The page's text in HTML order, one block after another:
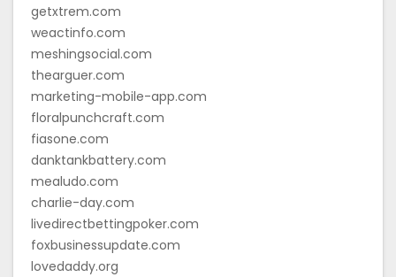
getxtrem.com
weactinfo.com
meshingsocial.com
thearguer.com
marketing-mobile-app.com
floralpunchcraft.com
fiasone.com
danktankbattery.com
mealudo.com
charlie-day.com
livedirectbettingpoker.com
foxbusinessupdate.com
lovedaddy.org